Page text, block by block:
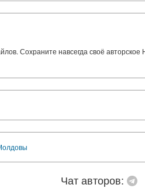
Сохраните навсегда своё
Чат авторов: